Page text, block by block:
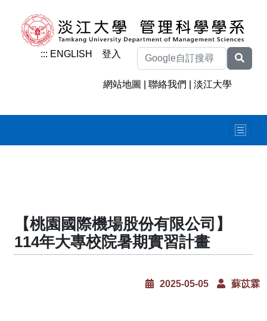
::: ENGLISH 登入
網站地圖 |聯絡我們 |淡江大學
【桃園國際機場股份有限公司】
114年大專校院暑期實習計畫
2025-05-05 蘇苡霖